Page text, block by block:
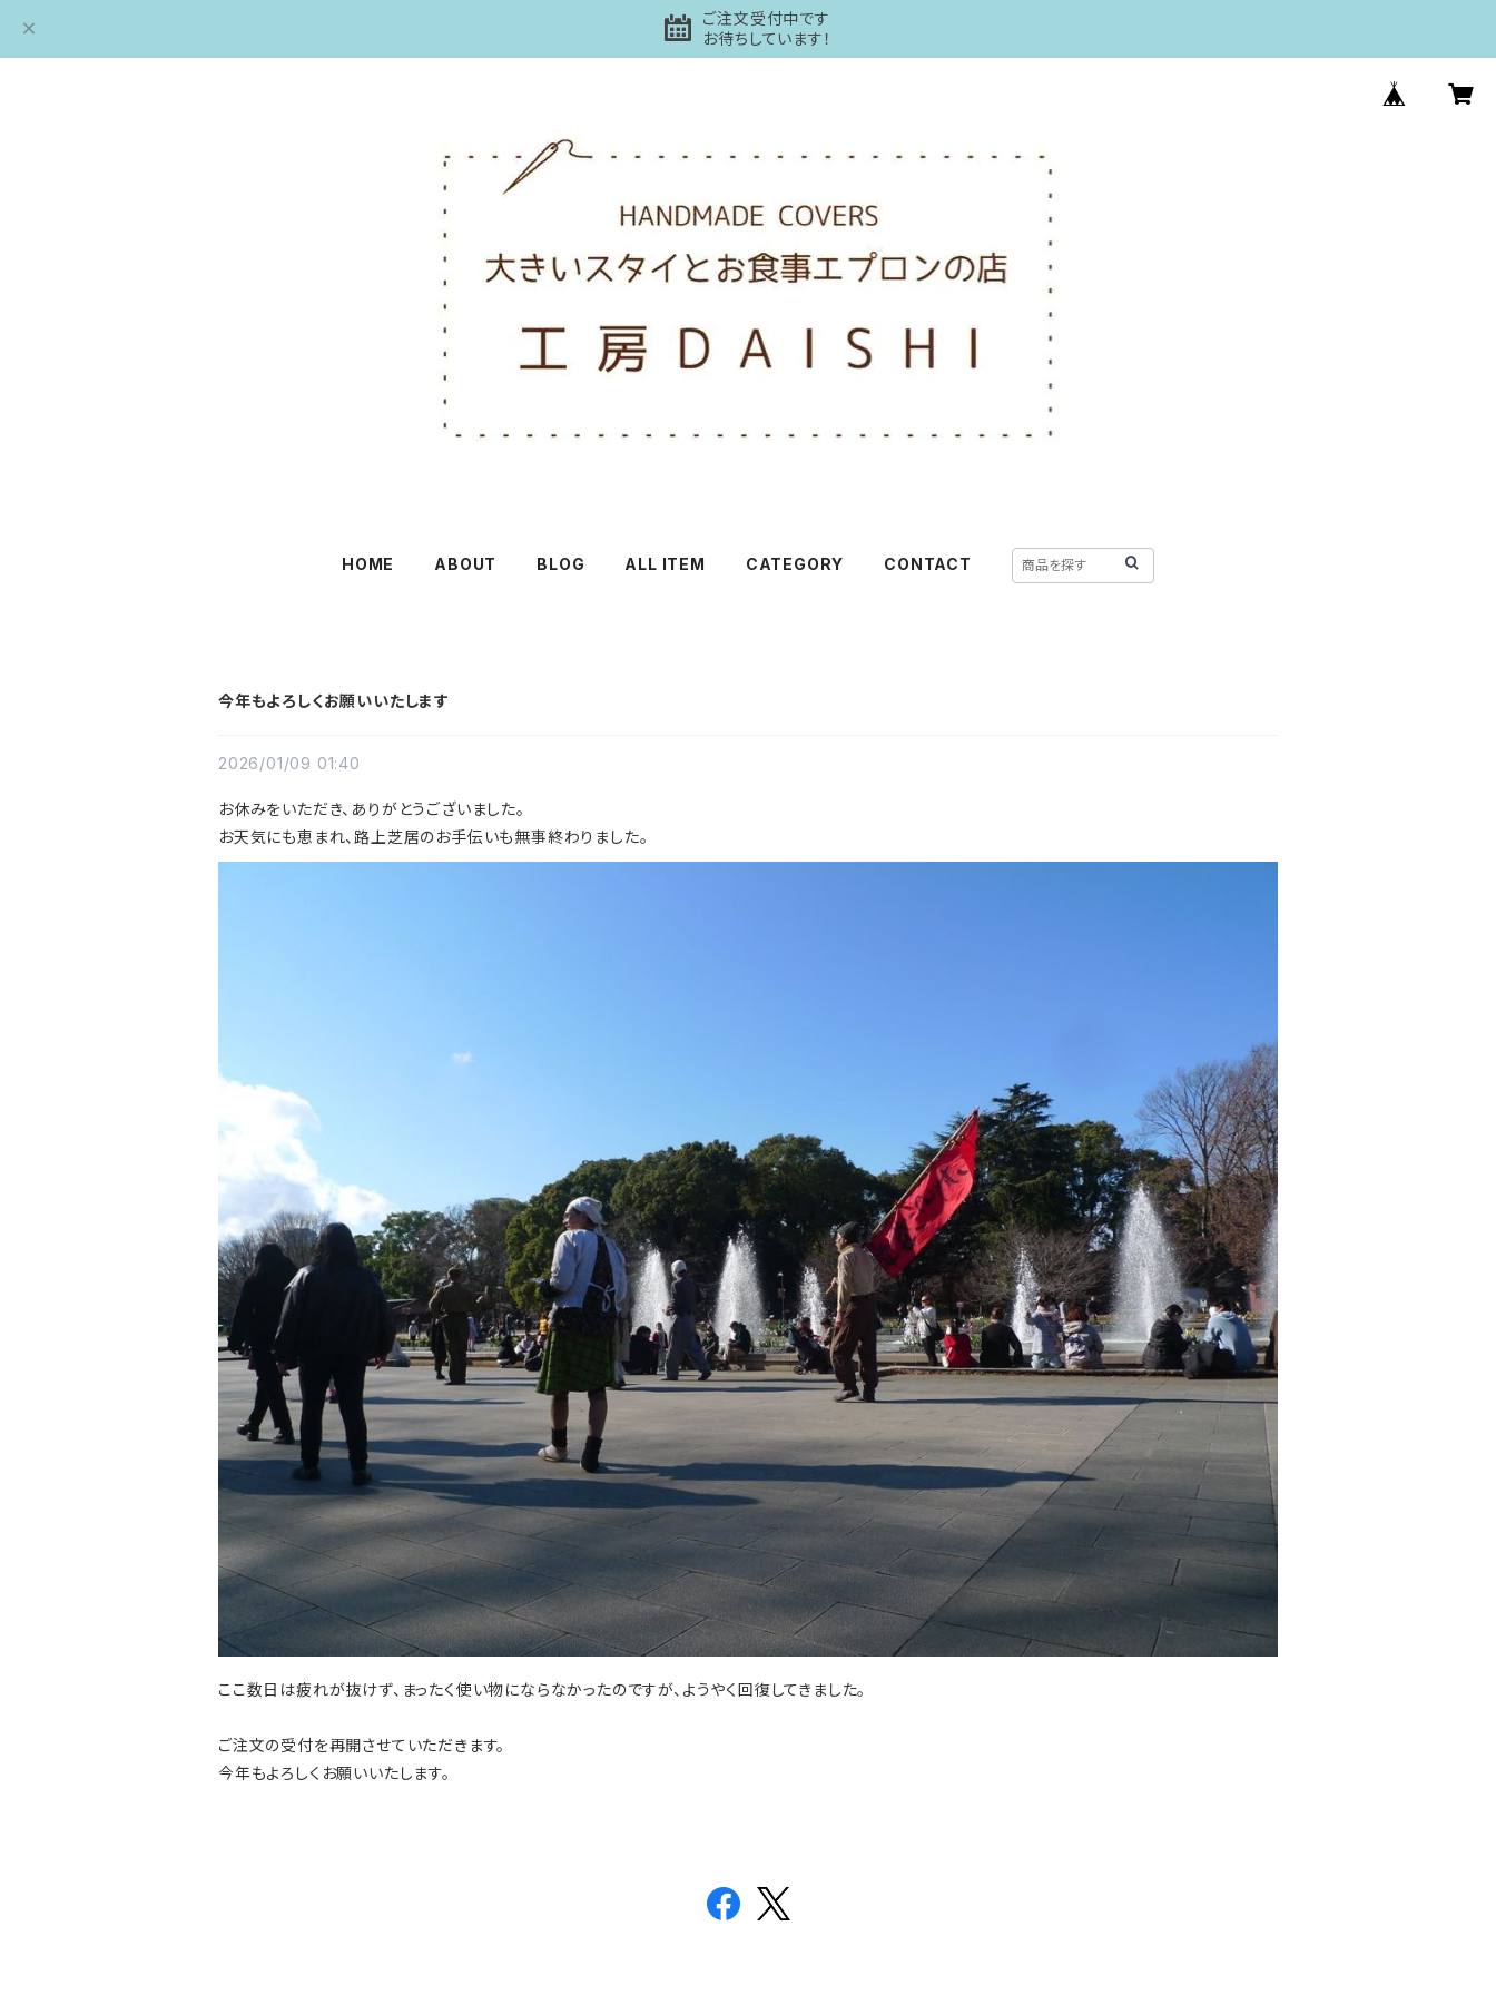
ご注文受付中です
お待ちしています！
HOME ABOUT BLOG ALL ITEM CATEGORY CONTACT
今年もよろしくお願いいたします
2026/01/09 01:40
お休みをいただき、ありがとうございました。
お天気にも恵まれ、路上芝居のお手伝いも無事終わりました。
ここ数日は疲れが抜けず、まったく使い物にならなかったのですが、ようやく回復してきました。
ご注文の受付を再開させていただきます。
今年もよろしくお願いいたします。